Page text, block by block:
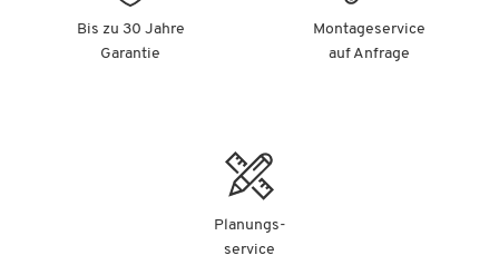
Bis zu 30 Jahre
Garantie
Montageservice
auf Anfrage
Planungs-
service